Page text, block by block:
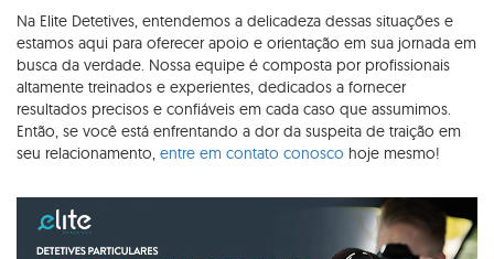
Na Elite Detetives, entendemos a delicadeza dessas situações e
estamos aqui para oferecer apoio e orientação em sua jornada em
busca da verdade. Nossa equipe é composta por profissionais
altamente treinados e experientes, dedicados a fornecer
resultados precisos e confiáveis em cada caso que assumimos.
Então, se você está enfrentando a dor da suspeita de traição em
seu relacionamento, entre em contato conosco hoje mesmo!